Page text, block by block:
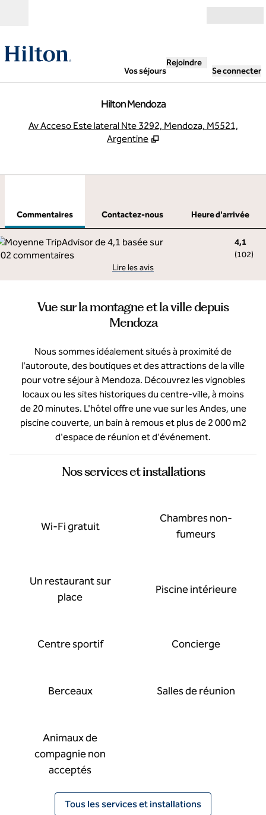
Vos séjours
Rejoindre
Se connecter
Hilton Mendoza
Av Acceso Este lateral Nte 3292, Mendoza, M5521,
Argentine
Commentaires Contactez-nous
Heure d'arrivée
4,1
(102)
Lire les avis
Vue sur la montagne et la ville depuis
Mendoza
Nous sommes idéalement situés à proximité de
l'autoroute, des boutiques et des attractions de la ville
pour votre séjour à Mendoza. Découvrez les vignobles
locaux ou les sites historiques du centre-ville, à moins
de 20 minutes. L'hôtel offre une vue sur les Andes, une
piscine couverte, un bain à remous et plus de 2 000 m2
d'espace de réunion et d'événement.
Nos services et installations
Wi-Fi gratuit
Chambres non-
fumeurs
Un restaurant sur
place
Piscine intérieure
Centre sportif Concierge
Berceaux Salles de réunion
Animaux de
compagnie non
acceptés
Tous les services et installations